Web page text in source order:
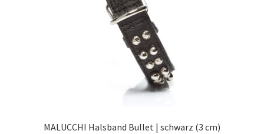
MALUCCHI Halsband Bullet | schwarz (3 cm)